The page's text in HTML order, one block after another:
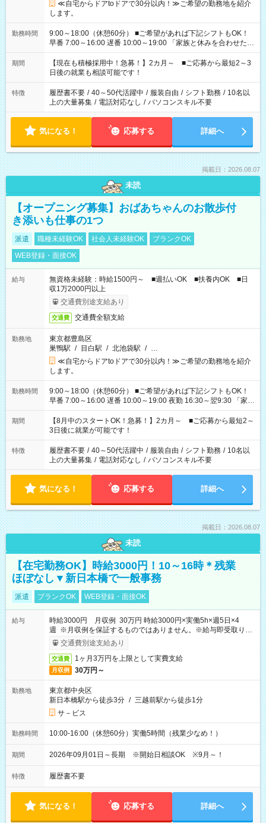
≪自宅からドアtoドアで30分以内！≫ご希望の勤務地を紹介
します。
勤務時間
9:00～18:00（休憩60分） ■ご希望があれば下記シフトもOK！
早番 7:00～16:00 遅番 10:00～19:00 「家族と休みを合わせた
い」 「余裕を持って夕飯の準備がしたい」 「できれば残業はし
たくない」 など、ご希望を教えてくださいね。 ※Wワーク希望
の方へ 今ご覧のお仕事で希望する勤務時間と、もう1つのお仕事
の勤務時間。 合計で週40時間を超える場合は応募できません。
期間
【現在も積極採用中！急募！】2カ月～ ■ご応募から最短2～3
日後の就業も相談可能です！
特徴 履歴書不要 / 40～50代活躍中 / 服装自由 / シフト勤務 / 10名以
上の大量募集 / 電話対応なし / パソコンスキル不要
気になる！ 応募する 詳細へ
掲載日：2026.08.07
未読
【オープニング募集】おばあちゃんのお散歩付
き添いも仕事の1つ
派遣 職種未経験OK 社会人未経験OK
ブランクOK
WEB登録・面接OK
給与
無資格未経験：時給1500円～ ■週払いOK ■扶養内OK ■日
収1万2000円以上
交通費別途支給あり
交通費 交通費全額支給
勤務地
東京都豊島区
巣鴨駅 / 目白駅 / 北池袋駅 / …
≪自宅からドアtoドアで30分以内！≫ご希望の勤務地を紹介
します。
勤務時間
9:00～18:00（休憩60分） ■ご希望があれば下記シフトもOK！
早番 7:00～16:00 遅番 10:00～19:00 夜勤 16:30～翌9:30 「家族
と休みを合わせたい」 「余裕を持って夕飯の準備がしたい」
「できれば残業はしたくない」 など、ご希望を教えてください
ね。 ※Wワーク希望の方へ 今ご覧のお仕事で希望する勤務時間
と、もう1つのお仕事の勤務時間。 合計で週40時間を超える場
合は応募できません。
期間
【8月中のスタートOK！急募！】2カ月～ ■ご応募から最短2～
3日後に就業が可能です！
特徴 履歴書不要 / 40～50代活躍中 / 服装自由 / シフト勤務 / 10名以
上の大量募集 / 電話対応なし / パソコンスキル不要
気になる！ 応募する 詳細へ
掲載日：2026.08.07
未読
【在宅勤務OK】時給3000円！10～16時＊残業
ほぼなし▼新日本橋で一般事務
派遣 ブランクOK WEB登録・面接OK
給与
時給3000円 月収例 30万円 時給3000円×実働5h×週5日×4
週 ※月収例を保証するものではありません。※給与即受取りサ
ービス利用可（利用条件有）
交通費別途支給あり
交通費 1ヶ月3万円を上限として実費支給
月収例 30万円～
勤務地
東京都中央区
新日本橋駅から徒歩3分 / 三越前駅から徒歩1分
サ－ビス
勤務時間 10:00-16:00（休憩60分）実働5時間（残業少なめ！）
期間 2026年09月01日～長期 ※開始日相談OK ※9月～！
特徴 履歴書不要
気になる！ 応募する 詳細へ